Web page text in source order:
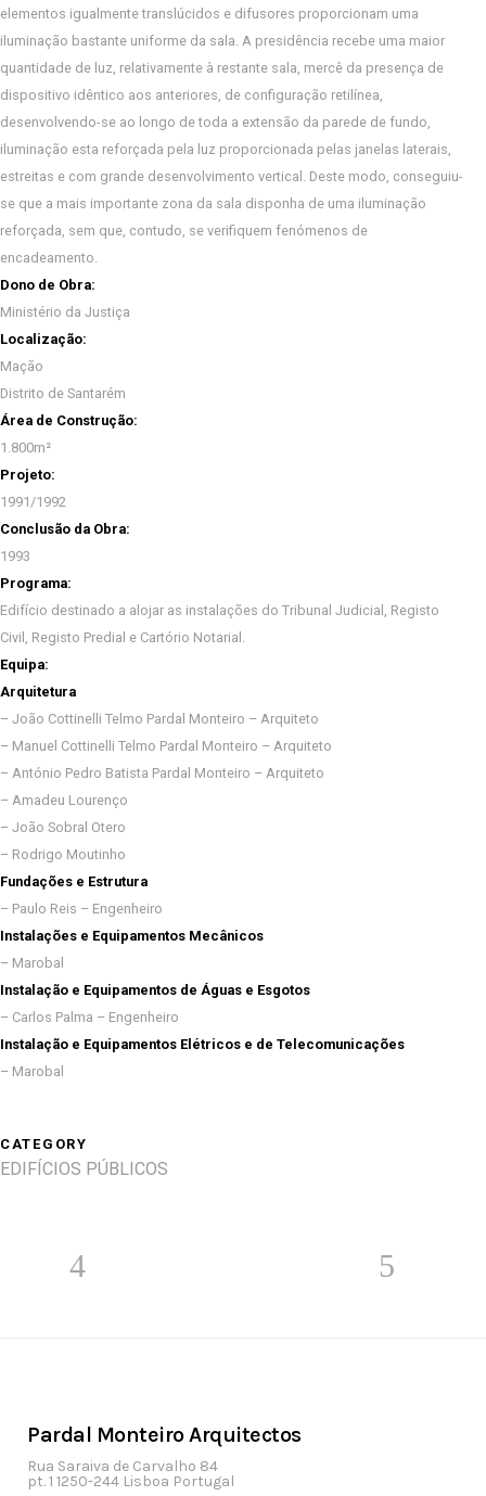
elementos igualmente translúcidos e difusores proporcionam uma
iluminação bastante uniforme da sala. A presidência recebe uma maior
quantidade de luz, relativamente à restante sala, mercê da presença de
dispositivo idêntico aos anteriores, de configuração retilínea,
desenvolvendo-se ao longo de toda a extensão da parede de fundo,
iluminação esta reforçada pela luz proporcionada pelas janelas laterais,
estreitas e com grande desenvolvimento vertical. Deste modo, conseguiu-
se que a mais importante zona da sala disponha de uma iluminação
reforçada, sem que, contudo, se verifiquem fenómenos de
encadeamento.
Dono de Obra:
Ministério da Justiça
Localização:
Mação
Distrito de Santarém
Área de Construção:
1.800m²
Projeto:
1991/1992
Conclusão da Obra:
1993
Programa:
Edifício destinado a alojar as instalações do Tribunal Judicial, Registo
Civil, Registo Predial e Cartório Notarial.
Equipa:
Arquitetura
– João Cottinelli Telmo Pardal Monteiro – Arquiteto
– Manuel Cottinelli Telmo Pardal Monteiro – Arquiteto
– António Pedro Batista Pardal Monteiro – Arquiteto
– Amadeu Lourenço
– João Sobral Otero
– Rodrigo Moutinho
Fundações e Estrutura
– Paulo Reis – Engenheiro
Instalações e Equipamentos Mecânicos
– Marobal
Instalação e Equipamentos de Águas e Esgotos
– Carlos Palma – Engenheiro
Instalação e Equipamentos Elétricos e de Telecomunicações
– Marobal
CATEGORY
EDIFÍCIOS PÚBLICOS
Pardal Monteiro Arquitectos
Rua Saraiva de Carvalho 84
pt. 1 1250-244 Lisboa Portugal